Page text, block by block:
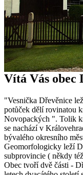
Vítá Vás obec
"Vesnička Dřevěnice
potůček dělí rovinatou
Novopackých ". Tolik
se nachází v
bývalého okresního
Geomorfologicky leží
subprovincie ( někdy
Obec tvoří dvě části -